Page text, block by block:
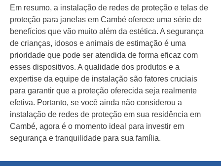
Em resumo, a instalação de redes de proteção e telas de
proteção para janelas em Cambé oferece uma série de
benefícios que vão muito além da estética. A segurança
de crianças, idosos e animais de estimação é uma
prioridade que pode ser atendida de forma eficaz com
esses dispositivos. A qualidade dos produtos e a
expertise da equipe de instalação são fatores cruciais
para garantir que a proteção oferecida seja realmente
efetiva. Portanto, se você ainda não considerou a
instalação de redes de proteção em sua residência em
Cambé, agora é o momento ideal para investir em
segurança e tranquilidade para sua família.